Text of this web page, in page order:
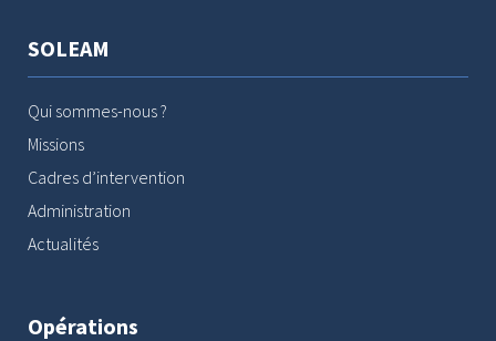
SOLEAM
Qui sommes-nous ?
Missions
Cadres d’intervention
Administration
Actualités
Opérations